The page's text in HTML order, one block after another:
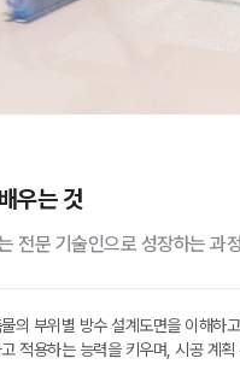
우는 것
전문 기술인으로 성장하는 과
의 부위별 방수 설계도면을 이해하
적용하는 능력을 키우며, 시공 계